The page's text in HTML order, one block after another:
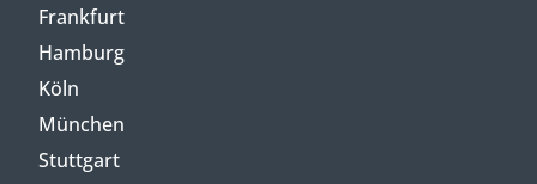
Frankfurt
Hamburg
Köln
München
Stuttgart